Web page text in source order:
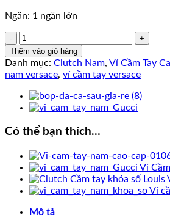
Ngăn: 1 ngăn lớn
Clutch
cầm
tay
Versace
khóa
số
mật
lượng
Thêm vào giỏ hàng
Danh mục: Clutch Nam, Ví Cầm Tay
nam versace, ví cầm tay versace
Có thể bạn thích…
Ví
Ví
Mô tả